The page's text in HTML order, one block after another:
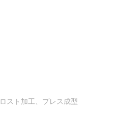
スト加工、プレス成型